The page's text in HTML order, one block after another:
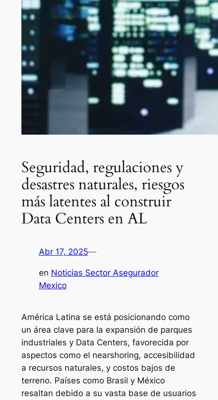
Seguridad, regulaciones y
desastres naturales, riesgos
más latentes al construir
Data Centers en AL
Abr 17, 2025—
en Noticias Sector Asegurador
Mexico
América Latina se está posicionando como
un área clave para la expansión de parques
industriales y Data Centers, favorecida por
aspectos como el nearshoring, accesibilidad
a recursos naturales, y costos bajos de
terreno. Países como Brasil y México
resaltan debido a su vasta base de usuarios